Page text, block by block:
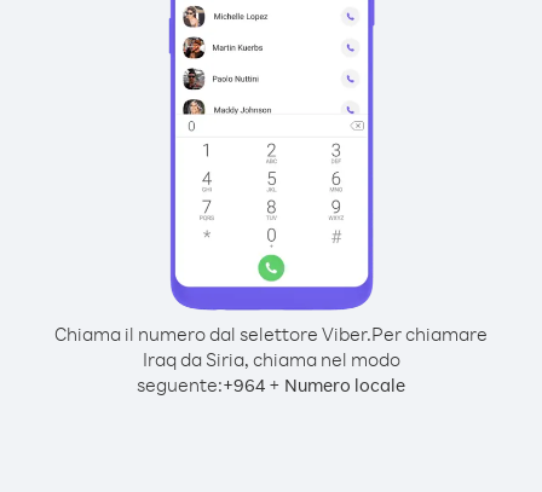
Chiama il numero dal selettore Viber.Per chiamare
Iraq da Siria, chiama nel modo
seguente:+964 + Numero locale